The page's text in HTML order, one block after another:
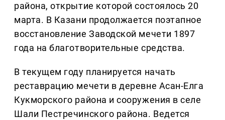
района, открытие которой состоялось 20
марта. В Казани продолжается поэтапное
восстановление Заводской мечети 1897
года на благотворительные средства.
В текущем году планируется начать
реставрацию мечети в деревне Асан-Елга
Кукморского района и сооружения в селе
Шали Пестречинского района. Ведется